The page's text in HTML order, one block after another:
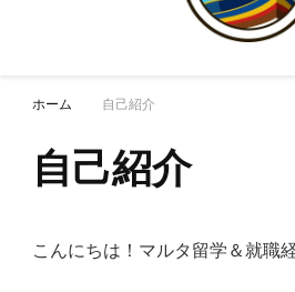
ホーム 自己紹介
自己紹介
こんにちは！マルタ留学＆就職